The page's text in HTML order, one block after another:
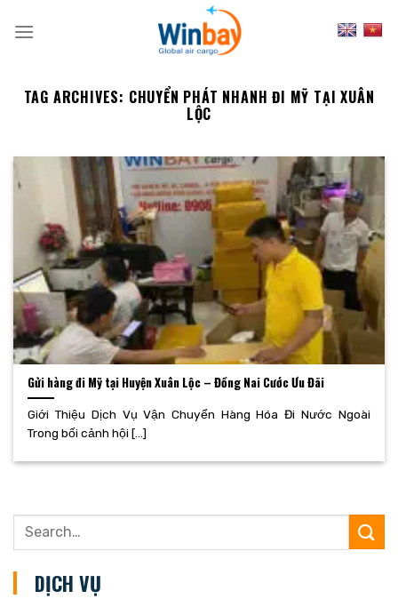
TAG ARCHIVES: CHUYỂN PHÁT NHANH ĐI MỸ TẠI XUÂN
LỘC
Gửi hàng đi Mỹ tại Huyện Xuân Lộc – Đồng Nai Cước Ưu Đãi
Giới Thiệu Dịch Vụ Vận Chuyển Hàng Hóa Đi Nước Ngoài
Trong bối cảnh hội [...]
DỊCH VỤ